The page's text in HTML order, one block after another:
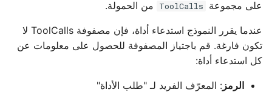
على مجموعة
ToolCalls من الحمولة.
عندما يقرر النموذج استدعاء أداة، فإن مصفوفة ToolCalls لا
تكون فارغة. قم باجتياز المصفوفة للحصول على معلومات عن
كل استدعاء أداة:
الرمز : المعرّف الفريد لـ "طلب الأداة"